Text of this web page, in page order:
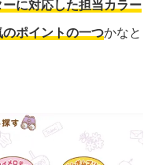
に対応した担当カラー
ポイントの一つかなと